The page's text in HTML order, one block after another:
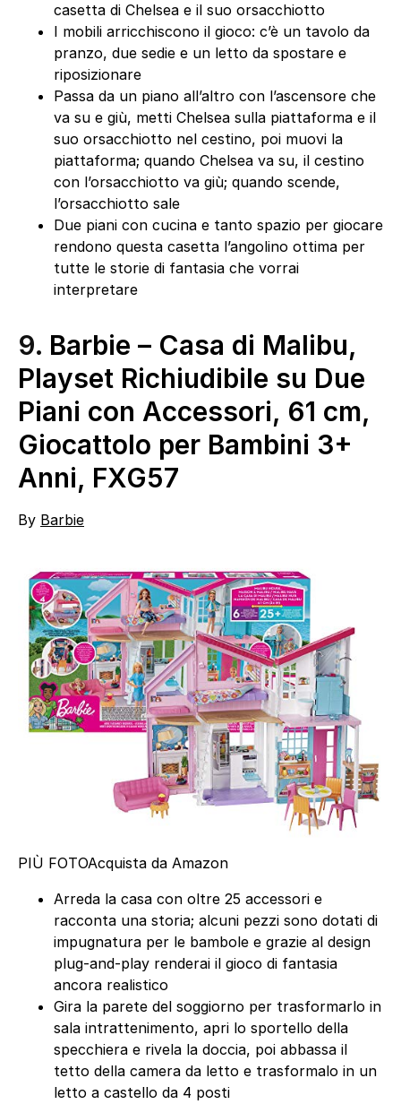
casetta di Chelsea e il suo orsacchiotto
I mobili arricchiscono il gioco: c’è un tavolo da
pranzo, due sedie e un letto da spostare e
riposizionare
Passa da un piano all’altro con l’ascensore che
va su e giù, metti Chelsea sulla piattaforma e il
suo orsacchiotto nel cestino, poi muovi la
piattaforma; quando Chelsea va su, il cestino
con l’orsacchiotto va giù; quando scende,
l’orsacchiotto sale
Due piani con cucina e tanto spazio per giocare
rendono questa casetta l’angolino ottima per
tutte le storie di fantasia che vorrai
interpretare
9. Barbie – Casa di Malibu,
Playset Richiudibile su Due
Piani con Accessori, 61 cm,
Giocattolo per Bambini 3+
Anni, FXG57
By Barbie
PIÙ FOTOAcquista da Amazon
Arreda la casa con oltre 25 accessori e
racconta una storia; alcuni pezzi sono dotati di
impugnatura per le bambole e grazie al design
plug-and-play renderai il gioco di fantasia
ancora realistico
Gira la parete del soggiorno per trasformarlo in
sala intrattenimento, apri lo sportello della
specchiera e rivela la doccia, poi abbassa il
tetto della camera da letto e trasformalo in un
letto a castello da 4 posti